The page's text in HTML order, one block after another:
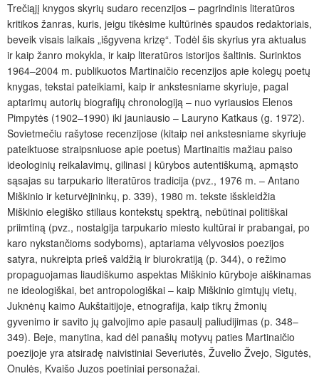
Trečiąjį knygos skyrių sudaro recenzijos – pagrindinis literatūros
kritikos žanras, kuris, jeigu tikėsime kultūrinės spaudos redaktoriais,
beveik visais laikais „išgyvena krizę“. Todėl šis skyrius yra aktualus
ir kaip žanro mokykla, ir kaip literatūros istorijos šaltinis. Surinktos
1964–2004 m. publikuotos Martinaičio recenzijos apie kolegų poetų
knygas, tekstai pateikiami, kaip ir ankstesniame skyriuje, pagal
aptarimų autorių biografijų chronologiją – nuo vyriausios Elenos
Pimpytės (1902–1990) iki jauniausio – Lauryno Katkaus (g. 1972).
Sovietmečiu rašytose recenzijose (kitaip nei ankstesniame skyriuje
pateiktuose straipsniuose apie poetus) Martinaitis mažiau paiso
ideologinių reikalavimų, gilinasi į kūrybos autentiškumą, apmąsto
sąsajas su tarpukario literatūros tradicija (pvz., 1976 m. – Antano
Miškinio ir keturvėjininkų, p. 339), 1980 m. tekste išskleidžia
Miškinio elegiško stiliaus kontekstų spektrą, nebūtinai politiškai
priimtiną (pvz., nostalgija tarpukario miesto kultūrai ir prabangai, po
karo nykstančioms sodyboms), aptariama vėlyvosios poezijos
satyra, nukreipta prieš valdžią ir biurokratiją (p. 344), o režimo
propaguojamas liaudiškumo aspektas Miškinio kūryboje aiškinamas
ne ideologiškai, bet antropologiškai – kaip Miškinio gimtųjų vietų,
Juknėnų kaimo Aukštaitijoje, etnografija, kaip tikrų žmonių
gyvenimo ir savito jų galvojimo apie pasaulį paliudijimas (p. 348–
349). Beje, manytina, kad dėl panašių motyvų paties Martinaičio
poezijoje yra atsiradę naivistiniai Severiutės, Žuvelio Žvejo, Sigutės,
Onulės, Kvaišo Juzos poetiniai personažai.